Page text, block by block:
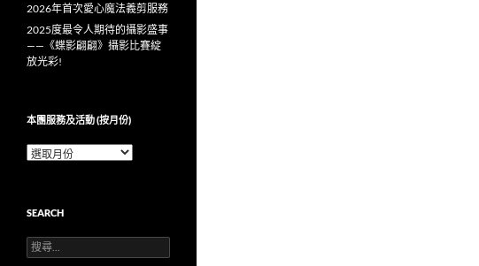
2026年首次愛心魔法義剪服務
2025度最令人期待的攝影盛事
——《蝶影翩翩》攝影比賽綻
放光彩!
本團服務及活動 (按月份)
本
及
動
(按
SEARCH
搜
尋